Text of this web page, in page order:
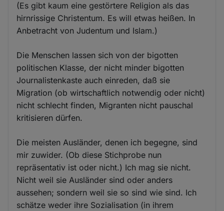
(Es gibt kaum eine gestörtere Religion als das
hirnrissige Christentum. Es will etwas heißen. In
Anbetracht von Judentum und Islam.)
Die Menschen lassen sich von der bigotten
politischen Klasse, der nicht minder bigotten
Journalistenkaste auch einreden, daß sie
Migration (ob wirtschaftlich notwendig oder nicht)
nicht schlecht finden, Migranten nicht pauschal
kritisieren dürfen.
Die meisten Ausländer, denen ich begegne, sind
mir zuwider. (Ob diese Stichprobe nun
repräsentativ ist oder nicht.) Ich mag sie nicht.
Nicht weil sie Ausländer sind oder anders
aussehen; sondern weil sie so sind wie sind. Ich
schätze weder ihre Sozialisation (in ihrem